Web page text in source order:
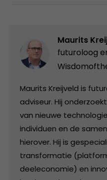
Maurits
futuroloog
Maurits Kreijveld is
adviseur. Hij
van nieuwe
individuen en de
hierover. Hij is
transformatie
deeleconomie) en